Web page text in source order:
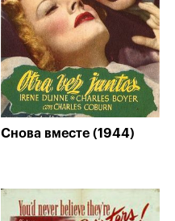
Снова вместе (1944)